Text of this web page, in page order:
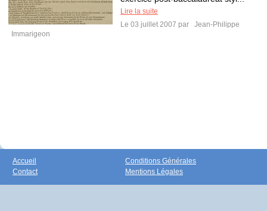
Lire la suite
Le 03 juillet 2007 par
Jean-Philippe
Immarigeon
Accueil
Contact
Conditions Générales
Mentions Légales